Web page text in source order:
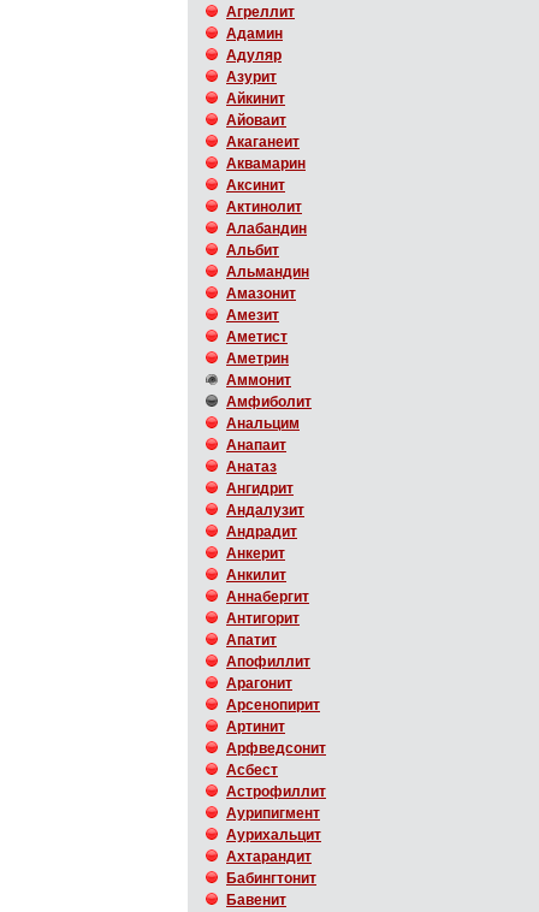
Агреллит
Адамин
Адуляр
Азурит
Айкинит
Айоваит
Акаганеит
Аквамарин
Аксинит
Актинолит
Алабандин
Альбит
Альмандин
Амазонит
Амезит
Аметист
Аметрин
Аммонит
Амфиболит
Анальцим
Анапаит
Анатаз
Ангидрит
Андалузит
Андрадит
Анкерит
Анкилит
Аннабергит
Антигорит
Апатит
Апофиллит
Арагонит
Арсенопирит
Артинит
Арфведсонит
Асбест
Астрофиллит
Аурипигмент
Аурихальцит
Ахтарандит
Бабингтонит
Бавенит